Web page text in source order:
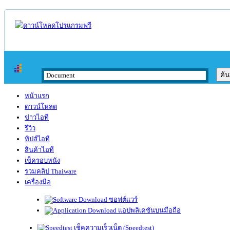
หน้าแรก
ดาวน์โหลด
ข่าวไอที
รีวิว
ทิปส์ไอที
สินค้าไอที
เช็ครอบหนัง
รวมคลิป Thaiware
เครื่องมือ
ซอฟต์แวร์
แอปพลิเคชันบนมือถือ
เช็คความเร็วเน็ต (Speedtest)